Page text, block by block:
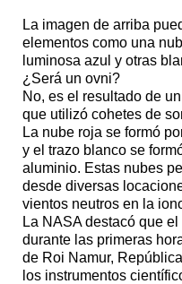
La imagen de arriba
elementos como una
luminosa azul y otras
¿Será un ovni?
No, es el resultado de
que utilizó cohetes de
La nube roja se formó
y el trazo blanco se
aluminio. Estas nubes
desde diversas
vientos neutros en la
La NASA destacó que
durante las primeras
de Roi Namur,
los instrumentos